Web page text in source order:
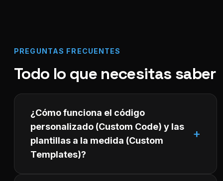
PREGUNTAS FRECUENTES
Todo lo que necesitas saber
¿Cómo funciona el código
personalizado (Custom Code) y las
plantillas a la medida (Custom
Templates)?